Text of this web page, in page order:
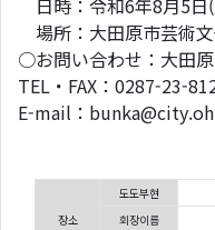
日時：令和6年8月5日
場所：大田原市芸術
○お問い合わせ：大田
TEL・FAX：0287-23-
E-mail：
장소
도도부현
회장이름